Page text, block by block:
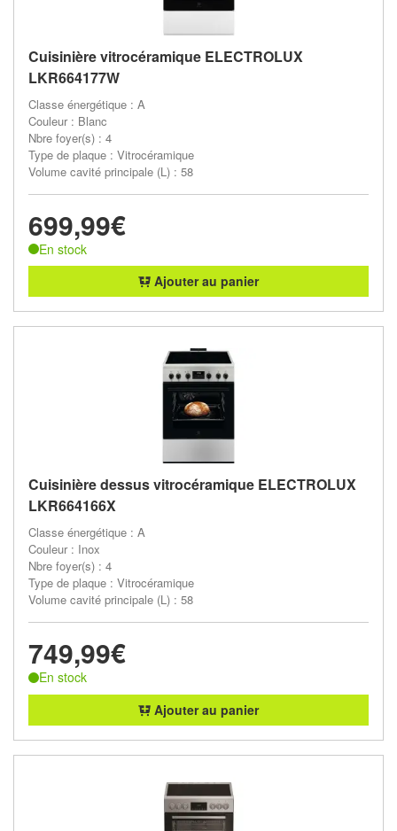
Cuisinière vitrocéramique ELECTROLUX
LKR664177W
Classe énergétique : A
Couleur : Blanc
Nbre foyer(s) : 4
Type de plaque : Vitrocéramique
Volume cavité principale (L) : 58
699,99€
En stock
Ajouter au panier
Cuisinière dessus vitrocéramique ELECTROLUX
LKR664166X
Classe énergétique : A
Couleur : Inox
Nbre foyer(s) : 4
Type de plaque : Vitrocéramique
Volume cavité principale (L) : 58
749,99€
En stock
Ajouter au panier